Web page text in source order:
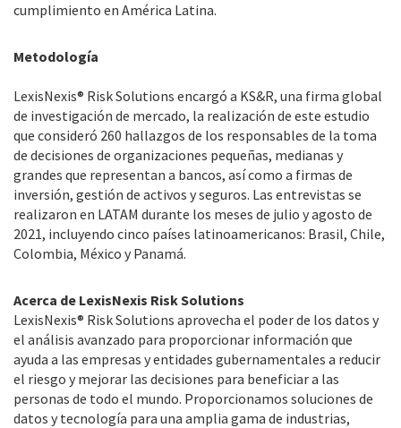
cumplimiento en América Latina.
Metodología
LexisNexis® Risk Solutions encargó a KS&R, una firma global
de investigación de mercado, la realización de este estudio
que consideró 260 hallazgos de los responsables de la toma
de decisiones de organizaciones pequeñas, medianas y
grandes que representan a bancos, así como a firmas de
inversión, gestión de activos y seguros. Las entrevistas se
realizaron en LATAM durante los meses de julio y agosto de
2021, incluyendo cinco países latinoamericanos: Brasil, Chile,
Colombia, México y Panamá.
Acerca de LexisNexis Risk Solutions
LexisNexis® Risk Solutions aprovecha el poder de los datos y
el análisis avanzado para proporcionar información que
ayuda a las empresas y entidades gubernamentales a reducir
el riesgo y mejorar las decisiones para beneficiar a las
personas de todo el mundo. Proporcionamos soluciones de
datos y tecnología para una amplia gama de industrias,